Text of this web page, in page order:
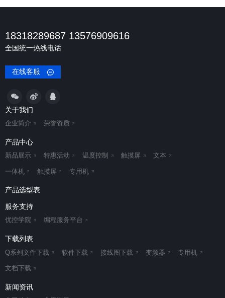
18318289687 13576909616
全国统一热线电话
在线客服
关于我们
企业简介 荣誉资质
产品中心
新品展示 特惠活动 温度控制 触摸屏 文本
一体机 触摸屏 专用机
产品选型表
服务支持
优控学院 编程服务平台
下载列表
Q系列文件下载 软件下载 接线图下载 变频器 专用机
文档下载
新闻资讯